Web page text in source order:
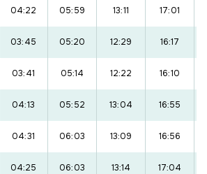
04:22 05:59 13:11 17:01
03:45 05:20 12:29 16:17
03:41 05:14 12:22 16:10
04:13 05:52 13:04 16:55
04:31 06:03 13:09 16:56
04:25 06:03 13:14 17:04